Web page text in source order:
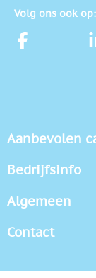
Volg ons ook op:
Aanbevolen
Bedrijfsinfo
Algemeen
Contact